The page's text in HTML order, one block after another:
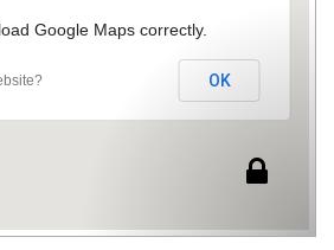
Google Maps correctly.
OK